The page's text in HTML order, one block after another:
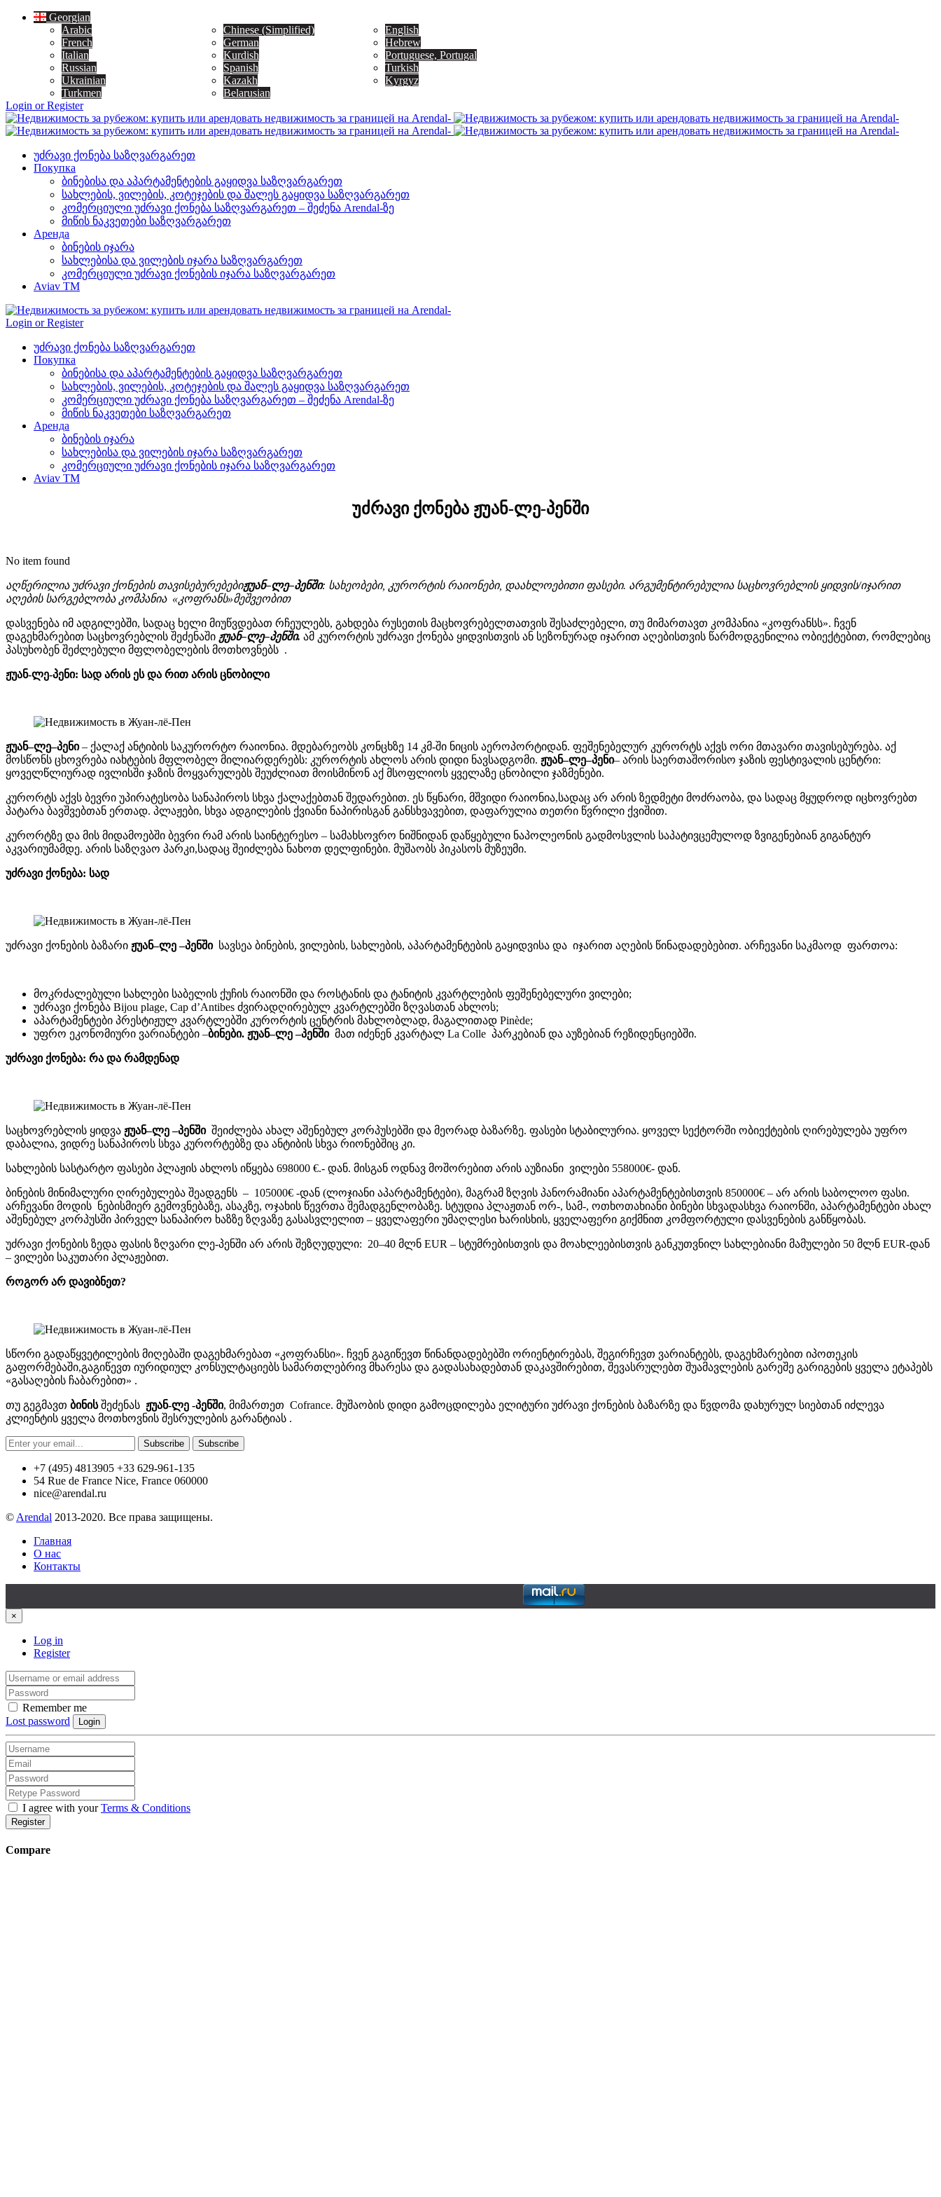
Georgian
Arabic
Chinese (Simplified)
English
French
German
Hebrew
Italian
Kurdish
Portuguese, Portugal
Russian
Spanish
Turkish
Ukrainian
Kazakh
Kyrgyz
Turkmen
Belarusian
Login or Register
უძრავი ქონება საზღვარგარეთ
Покупка
ბინებისა და აპარტამენტების გაყიდვა საზღვარგარეთ
სახლების, ვილების, კოტეჯების და შალეს გაყიდვა საზღვარგარეთ
კომერციული უძრავი ქონება საზღვარგარეთ – შეძენა Arendal-ზე
მიწის ნაკვეთები საზღვარგარეთ
Аренда
ბინების იჯარა
სახლებისა და ვილების იჯარა საზღვარგარეთ
კომერციული უძრავი ქონების იჯარა საზღვარგარეთ
Aviav TM
Login or Register
უძრავი ქონება საზღვარგარეთ
Покупка
ბინებისა და აპარტამენტების გაყიდვა საზღვარგარეთ
სახლების, ვილების, კოტეჯების და შალეს გაყიდვა საზღვარგარეთ
კომერციული უძრავი ქონება საზღვარგარეთ – შეძენა Arendal-ზე
მიწის ნაკვეთები საზღვარგარეთ
Аренда
ბინების იჯარა
სახლებისა და ვილების იჯარა საზღვარგარეთ
კომერციული უძრავი ქონების იჯარა საზღვარგარეთ
Aviav TM
უძრავი ქონება ჟუან-ლე-პენში
No item found
აღწერილია უძრავი ქონების თავისებურებებიჟუან–ლე–პენში: სახეობები, კურორტის რაიონები, დაახლოებითი ფასები. არგუმენტირებულია საცხოვრებლის ყიდვის/იჯარით
აღების სარგებლობა კომპანია «კოფრანს»მეშვეობით
დასვენება იმ ადგილებში, სადაც ხელი მიუწვდებათ რჩეულებს, გახდება რუსეთის მაცხოვრებელთათვის შესაძლებელი, თუ მიმართავთ კომპანია «კოფრანსს». ჩვენ
დაგეხმარებით საცხოვრებლის შეძენაში ჟუან–ლე–პენში. ამ კურორტის უძრავი ქონება ყიდვისთვის ან სეზონურად იჯარით აღებისთვის წარმოდგენილია ობიექტებით, რომლებიც
პასუხობენ შეძლებული მფლობელების მოთხოვნებს .
ჟუან-ლე-პენი: სად არის ეს და რით არის ცნობილი
ჟუან–ლე–პენი– ქალაქ ანტიბის საკურორტო რაიონია. მდებარეობს კონცხზე 14 კმ-ში ნიცის აეროპორტიდან. ფეშენებელურ კურორტს აქვს ორი მთავარი თავისებურება. აქ
მოსწონს ცხოვრება იახტების მფლობელ მილიარდერებს: კურორტის ახლოს არის დიდი ნავსადგომი. ჟუან–ლე–პენი– არის საერთაშორისო ჯაზის ფესტივალის ცენტრი:
ყოველწლიურად ივლისში ჯაზის მოყვარულებს შეუძლიათ მოისმინონ აქ მსოფლიოს ყველაზე ცნობილი ჯაზმენები.
კურორტს აქვს ბევრი უპირატესობა სანაპიროს სხვა ქალაქებთან შედარებით. ეს წყნარი, მშვიდი რაიონია,სადაც არ არის ზედმეტი მოძრაობა, და სადაც მყუდროდ იცხოვრებთ
პატარა ბავშვებთან ერთად. პლაჟები, სხვა ადგილების ქვიანი ნაპირისგან განსხვავებით, დაფარულია თეთრი წვრილი ქვიშით.
კურორტზე და მის მიდამოებში ბევრი რამ არის საინტერესო – სამახსოვრო ნიშნიდან დაწყებული ნაპოლეონის გადმოსვლის საპატივცემულოდ ზვიგენებიან გიგანტურ
აკვარიუმამდე. არის საზღვაო პარკი,სადაც შეიძლება ნახოთ დელფინები. მუშაობს პიკასოს მუზეუმი.
უძრავი ქონება: სად
უძრავი ქონების ბაზარი ჟუან–ლე–პენში სავსეა ბინების, ვილების, სახლების, აპარტამენტების გაყიდვისა და იჯარით აღების წინადადებებით. არჩევანი საკმაოდ ფართოა:
მოკრძალებული სახლები საბელის ქუჩის რაიონში და როსტანის და ტანიტის კვარტლების ფეშენებელური ვილები;
უძრავი ქონება Bijou plage, Cap d’Antibes ძვირადღირებულ კვარტლებში ზღვასთან ახლოს;
აპარტამენტები პრესტიჟულ კვარტლებში კურორტის ცენტრის მახლობლად, მაგალითად Pinède;
უფრო ეკონომიური ვარიანტები –ბინები. ჟუან–ლე–პენში მათ იძენენ კვარტალ La Colle პარკებიან და აუზებიან რეზიდენციებში.
უძრავი ქონება: რა და რამდენად
საცხოვრებლის ყიდვა ჟუან–ლე–პენში შეიძლება ახალ აშენებულ კორპუსებში და მეორად ბაზარზე. ფასები სტაბილურია. ყოველ სექტორში ობიექტების ღირებულება უფრო
დაბალია, ვიდრე სანაპიროს სხვა კურორტებზე და ანტიბის სხვა რიონებშიც კი.
სახლების სასტარტო ფასები პლაჟის ახლოს იწყება 698000 €.- დან. მისგან ოდნავ მოშორებით არის აუზიანი ვილები 558000€- დან.
ბინების მინიმალური ღირებულება შეადგენს – 105000€ -დან (ლოჯიანი აპარტამენტები), მაგრამ ზღვის პანორამიანი აპარტამენტებისთვის 850000€ – არ არის საბოლოო ფასი.
არჩევანი მოდის ნებისმიერ გემოვნებაზე, ასაკზე, ოჯახის წევრთა შემადგენლობაზე. სტუდია პლაჟთან ორ-, სამ-, ოთხოთახიანი ბინები სხვადასხვა რაიონში, აპარტამენტები ახალ
აშენებულ კორპუსში პირველ სანაპირო ხაზზე ზღვაზე გასასვლელით – ყველაფერი უმაღლესი ხარისხის, ყველაფერი გიქმნით კომფორტული დასვენების განწყობას.
უძრავი ქონების ზედა ფასის ზღვარი ლე-პენში არ არის შეზღუდული: 20–40 მლნ EUR – სტუმრებისთვის და მოახლეებისთვის განკუთვნილ სახლებიანი მამულები 50 მლნ EUR-დან
– ვილები საკუთარი პლაჟებით.
როგორ არ დავიბნეთ?
სწორი გადაწყვეტილების მიღებაში დაგეხმარებათ «კოფრანსი». ჩვენ გაგიწევთ წინანდადებებში ორიენტირებას, შეგირჩევთ ვარიანტებს, დაგეხმარებით იპოთეკის
გაფორმებაში,გაგიწევთ იურიდიულ კონსულტაციებს სამართლებრივ მხარესა და გადასახადებთან დაკავშირებით, შევასრულებთ შუამავლების გარეშე გარიგების ყველა ეტაპებს
«გასაღების ჩაბარებით» .
თუ გეგმავთ ბინისშეძენას ჟუან-ლე -პენში, მიმართეთ Cofrance. მუშაობის დიდი გამოცდილება ელიტური უძრავი ქონების ბაზარზე და წვდომა დახურულ სიებთან იძლევა
კლიენტის ყველა მოთხოვნის შესრულების გარანტიას .
Subscribe Subscribe
+7 (495) 4813905 +33 629-961-135
54 Rue de France Nice, France 060000
nice@arendal.ru
© Arendal 2013-2020. Все права защищены.
Главная
О нас
Контакты
×
Log in
Register
Remember me
Lost password
Login
I agree with yourTerms & Conditions
Register
Compare